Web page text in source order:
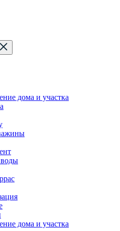
дома и участка
дома и участка